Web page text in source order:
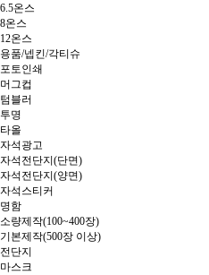
6.5온스
8온스
12온스
용품/넵킨/각티슈
포토인쇄
머그컵
텀블러
투명
타올
자석광고
자석전단지(단면)
자석전단지(양면)
자석스티커
명함
소량제작(100~400장)
기본제작(500장 이상)
전단지
마스크